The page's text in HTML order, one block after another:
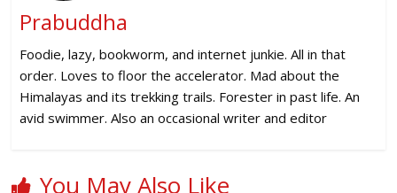
Prabuddha
Foodie, lazy, bookworm, and internet junkie. All in that
order. Loves to floor the accelerator. Mad about the
Himalayas and its trekking trails. Forester in past life. An
avid swimmer. Also an occasional writer and editor
You May Also Like